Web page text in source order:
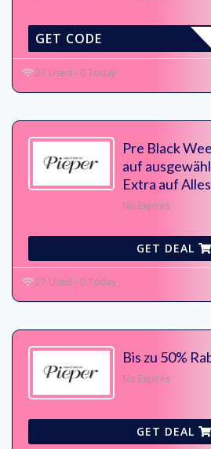
GET CODE
27 Used - 0 Today
Pre Black
auf
Extra auf Alles
No Expires
GET DEAL
27 Used - 0 Today
Bis zu 50%
No Expires
GET DEAL